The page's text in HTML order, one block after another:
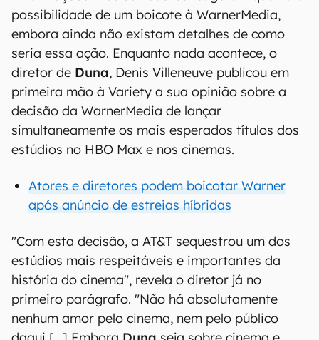
possibilidade de um boicote à WarnerMedia,
embora ainda não existam detalhes de como
diretor de Duna, Denis Villeneuve publicou em
primeira mão à Variety a sua opinião sobre a
decisão da WarnerMedia de lançar
simultaneamente os mais esperados títulos dos
estúdios no HBO Max e nos cinemas.